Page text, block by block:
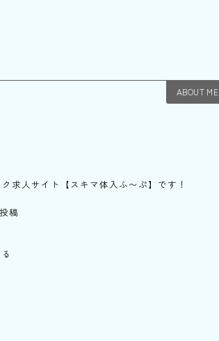
ABOUT ME
求人サイト【スキマ体入ふ〜ぷ】です！
稿